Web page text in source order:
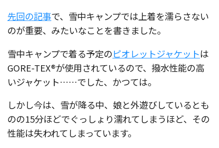
先回の記事で、雪中キャンプでは上着を濡らさない
のが重要、みたいなことを書きました。
雪中キャンプで着る予定のピオレットジャケットは
GORE-TEX®が使用されているので、撥水性能の高
いジャケット……でした、かつては。
しかし今は、雪が降る中、娘と外遊びしているとも
のの15分ほどでぐっしょり濡れてしまうほど、その
性能は失われてしまっています。